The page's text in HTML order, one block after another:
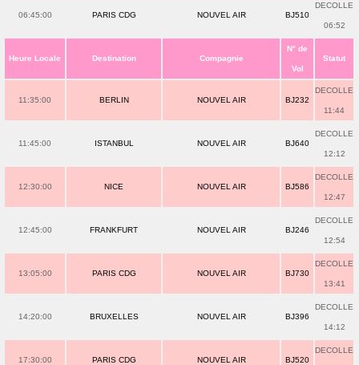
06:45:00 PARIS CDG NOUVEL AIR BJ510
DECOLLE
06:52
Heure Locale Destination Compagnie
N° de
Vol
Statut
11:35:00 BERLIN NOUVEL AIR BJ232
DECOLLE
11:44
11:45:00 ISTANBUL NOUVEL AIR BJ640
DECOLLE
12:12
12:30:00 NICE NOUVEL AIR BJ586
DECOLLE
12:47
12:45:00 FRANKFURT NOUVEL AIR BJ246
DECOLLE
12:54
13:05:00 PARIS CDG NOUVEL AIR BJ730
DECOLLE
13:41
14:20:00 BRUXELLES NOUVEL AIR BJ396
DECOLLE
14:12
17:30:00 PARIS CDG NOUVEL AIR BJ520
DECOLLE